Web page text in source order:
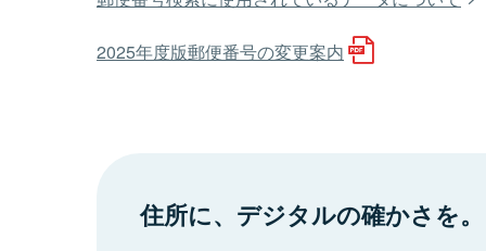
2025年度版郵便番号の変更案内
住所に、デジタルの確かさを。